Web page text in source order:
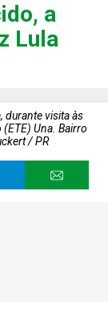
a
Lula
durante visita às
Una. Bairro
/ PR